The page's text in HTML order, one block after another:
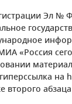
Эл №
«Россия
на
второго абзаца